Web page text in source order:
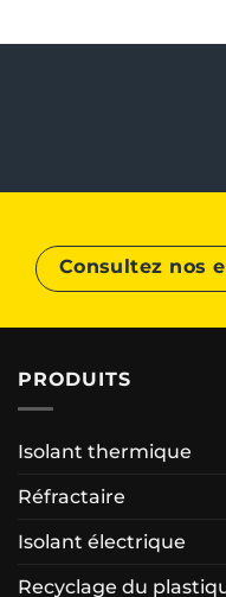
Consultez nos
PRODUITS
Isolant thermique
Réfractaire
Isolant électrique
Recyclage du